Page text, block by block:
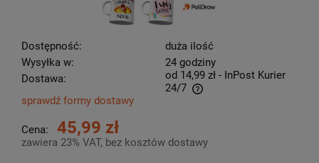
Dostępność:
duża ilość
Wysyłka w:
24 godziny
Dostawa:
od 14,99 zł - InPost Kurier
24/7
Cena nie zawiera ewentualnych kosztów płatności
sprawdź formy dostawy
Cena: 45,99 zł
zawiera 23% VAT, bez kosztów dostawy